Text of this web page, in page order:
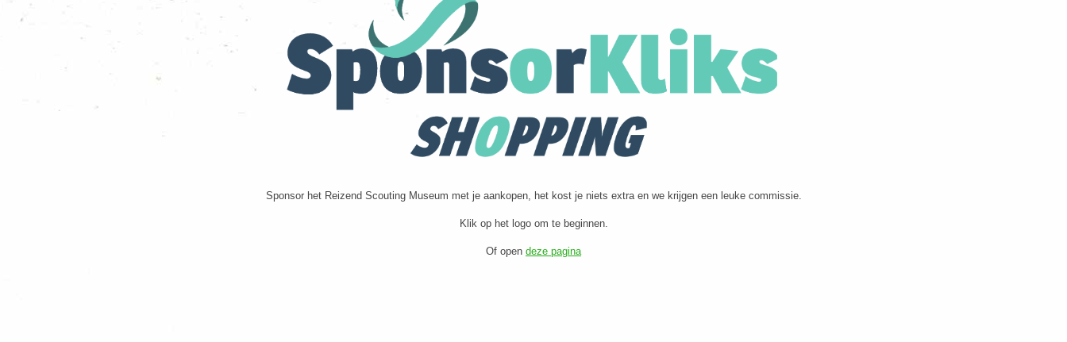
Sponsor het Reizend Scouting Museum met je aankopen, het kost je niets extra en we krijgen een leuke commissie.
Klik op het logo om te beginnen.
Of open deze pagina